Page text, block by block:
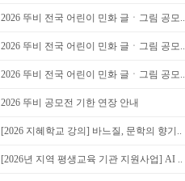
2026 뚜비 전국 어린이 민화 글ㆍ그림 공모..
2026 뚜비 전국 어린이 민화 글ㆍ그림 공모..
2026 뚜비 전국 어린이 민화 글ㆍ그림 공모..
2026 뚜비 공모전 기한 연장 안내
[2026 지혜학교 강의] 바느질, 문학의 향기..
[2026년 지역 평생교육 기관 지원사업] AI ..